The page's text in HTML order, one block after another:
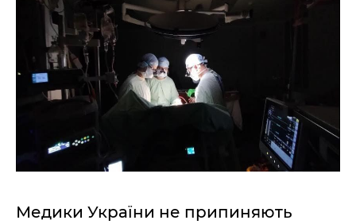
Медики України не припиняють